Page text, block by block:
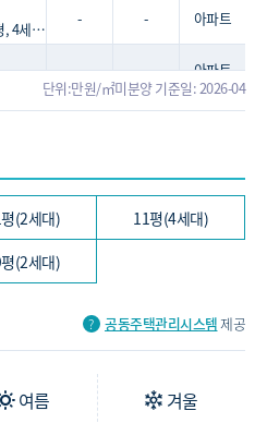
세대)
- -
아파트
- -
아파트
단위:만원/㎡미분양 기준일: 2026-04
(2세대)
11평(4세대)
(2세대)
공동주택관리시스템제공
여름 겨울